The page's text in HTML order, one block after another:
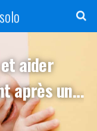
aider
après une
?